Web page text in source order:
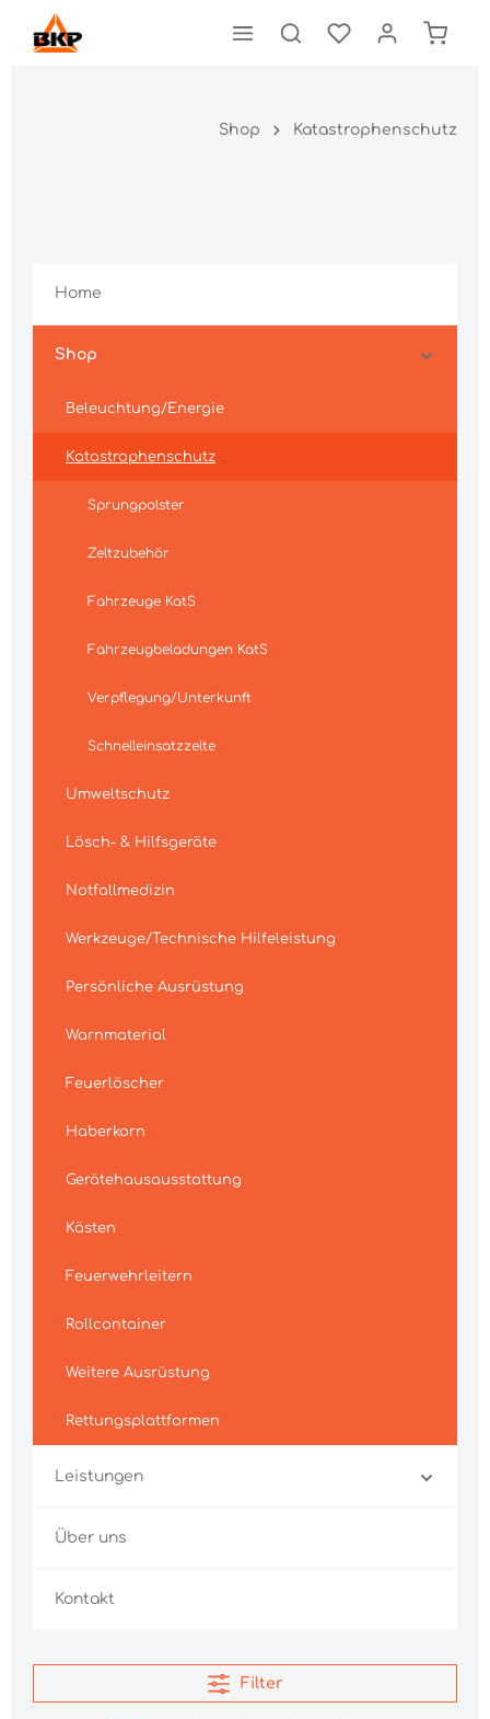
Shop Katastrophenschutz
Home
Shop
Beleuchtung/Energie
Katastrophenschutz
Sprungpolster
Zeltzubehör
Fahrzeuge KatS
Fahrzeugbeladungen KatS
Verpflegung/Unterkunft
Schnelleinsatzzelte
Umweltschutz
Lösch- & Hilfsgeräte
Notfallmedizin
Werkzeuge/Technische Hilfeleistung
Persönliche Ausrüstung
Warnmaterial
Feuerlöscher
Haberkorn
Gerätehausausstattung
Kästen
Feuerwehrleitern
Rollcontainer
Weitere Ausrüstung
Rettungsplattformen
Leistungen
Über uns
Kontakt
Filter